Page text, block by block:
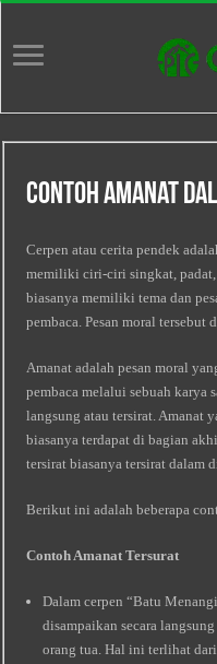
Contoh Amanat
Cerpen atau cerita pendek
memiliki ciri-ciri singkat,
biasanya memiliki tema dan
pembaca. Pesan moral tersebut
Amanat adalah pesan moral
pembaca melalui sebuah karya
langsung atau tersirat. Amanat
biasanya terdapat di bagian
tersirat biasanya tersirat dalam
Berikut ini adalah beberapa
Contoh Amanat Tersurat
Dalam cerpen “Batu
disampaikan secara
orang tua. Hal ini terlihat